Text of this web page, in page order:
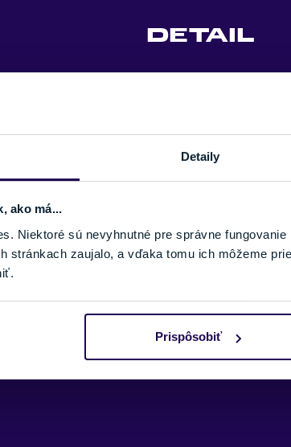
Detaily
ako má...
Niektoré sú nevyhnutné pre správne
stránkach zaujalo, a vďaka tomu ich môžeme
Prispôsobiť
DETAIL
pri
klzkom povrchu a kompatibilitu s viazaním
Light Duo Wire buckle
Ľahká pracka uľahčujúca manipuláciu a